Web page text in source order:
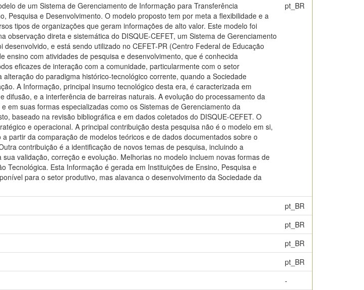
de um Sistema de Gerenciamento de Informação para Transferência
Pesquisa e Desenvolvimento. O modelo proposto tem por meta a flexibilidade e a
tipos de organizações que geram informações de alto valor. Este modelo foi
observação direta e sistemática do DISQUE-CEFET, um Sistema de Gerenciamento
e está sendo utilizado no CEFET-PR (Centro Federal de Educação
ensino com atividades de pesquisa e desenvolvimento, que é conhecida
eficazes de interação com a comunidade, particularmente com o setor
do paradigma histórico-tecnológico corrente, quando a Sociedade
A Informação, principal insumo tecnológico desta era, é caracterizada em
difusão, e a interferência de barreiras naturais. A evolução do processamento da
em suas formas especializadas como os Sistemas de Gerenciamento da
baseado na revisão bibliográfica e em dados coletados do DISQUE-CEFET. O
e operacional. A principal contribuição desta pesquisa não é o modelo em si,
partir da comparação de modelos teóricos e de dados documentados sobre o
contribuição é a identificação de novos temas de pesquisa, incluindo a
validação, correção e evolução. Melhorias no modelo incluem novas formas de
Tecnológica. Esta Informação é gerada em Instituições de Ensino, Pesquisa e
para o setor produtivo, mas alavanca o desenvolvimento da Sociedade da
pt_BR
pt_BR
pt_BR
pt_BR
pt_BR
-